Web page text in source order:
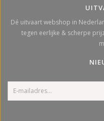
Dé uitvaart webshop in
tegen eerlijke & scherpe